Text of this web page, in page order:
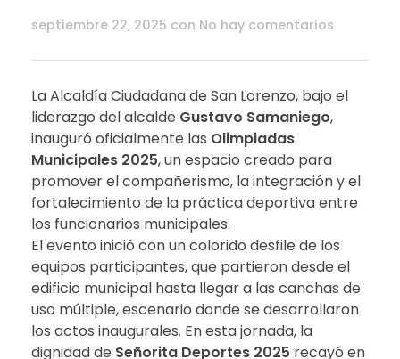
septiembre 22, 2025 con No hay comentarios
La Alcaldía Ciudadana de San Lorenzo, bajo el
liderazgo del alcalde Gustavo Samaniego,
inauguró oficialmente las Olimpiadas
Municipales 2025, un espacio creado para
promover el compañerismo, la integración y el
fortalecimiento de la práctica deportiva entre
los funcionarios municipales.
El evento inició con un colorido desfile de los
equipos participantes, que partieron desde el
edificio municipal hasta llegar a las canchas de
uso múltiple, escenario donde se desarrollaron
los actos inaugurales. En esta jornada, la
dignidad de Señorita Deportes 2025 recayó en